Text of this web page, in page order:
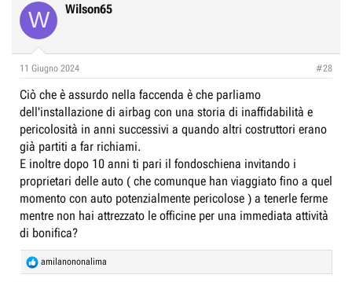
W Wilson65
11 Giugno 2024 #28
Ciò che è assurdo nella faccenda è che parliamo
dell'installazione di airbag con una storia di inaffidabilità e
pericolosità in anni successivi a quando altri costruttori erano
già partiti a far richiami.
E inoltre dopo 10 anni ti pari il fondoschiena invitando i
proprietari delle auto ( che comunque han viaggiato fino a quel
momento con auto potenzialmente pericolose ) a tenerle ferme
mentre non hai attrezzato le officine per una immediata attività
di bonifica?
R
e
amilanononalima